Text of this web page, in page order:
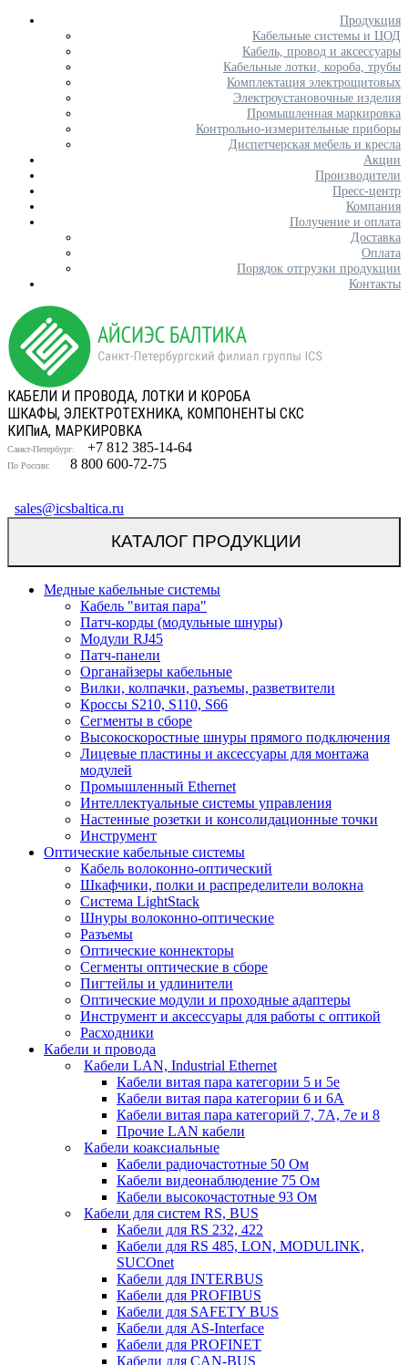
Продукция
Кабельные системы и ЦОД
Кабель, провод и аксессуары
Кабельные лотки, короба, трубы
Комплектация электрощитовых
Электроустановочные изделия
Промышленная маркировка
Контрольно-измерительные приборы
Диспетчерская мебель и кресла
Акции
Производители
Пресс-центр
Компания
Получение и оплата
Доставка
Оплата
Порядок отгрузки продукции
Контакты
КАБЕЛИ И ПРОВОДА, ЛОТКИ И КОРОБА
ШКАФЫ, ЭЛЕКТРОТЕХНИКА, КОМПОНЕНТЫ СКС
КИПиА, МАРКИРОВКА
Санкт-Петербург: +7 812 385-14-64
По России: 8 800 600-72-75
sales@icsbaltica.ru
КАТАЛОГ ПРОДУКЦИИ
Медные кабельные системы
Кабель "витая пара"
Патч-корды (модульные шнуры)
Модули RJ45
Патч-панели
Органайзеры кабельные
Вилки, колпачки, разъемы, разветвители
Кроссы S210, S110, S66
Сегменты в сборе
Высокоскоростные шнуры прямого подключения
Лицевые пластины и аксессуары для монтажа
модулей
Промышленный Ethernet
Интеллектуальные системы управления
Настенные розетки и консолидационные точки
Инструмент
Оптические кабельные системы
Кабель волоконно-оптический
Шкафчики, полки и распределители волокна
Система LightStack
Шнуры волоконно-оптические
Разъемы
Оптические коннекторы
Сегменты оптические в сборе
Пигтейлы и удлинители
Оптические модули и проходные адаптеры
Инструмент и аксессуары для работы с оптикой
Расходники
Кабели и провода
Кабели LAN, Industrial Ethernet
Кабели витая пара категории 5 и 5е
Кабели витая пара категории 6 и 6A
Кабели витая пара категорий 7, 7А, 7е и 8
Прочие LAN кабели
Кабели коаксиальные
Кабели радиочастотные 50 Ом
Кабели видеонаблюдение 75 Ом
Кабели высокочастотные 93 Ом
Кабели для систем RS, BUS
Кабели для RS 232, 422
Кабели для RS 485, LON, MODULINK,
SUCOnet
Кабели для INTERBUS
Кабели для PROFIBUS
Кабели для SAFETY BUS
Кабели для AS-Interface
Кабели для PROFINET
Кабели для CAN-BUS